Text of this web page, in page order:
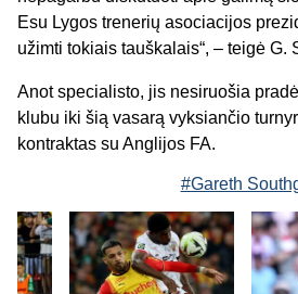
Esu Lygos trenerių asociacijos
užimti tokiais tauškalais“, – teigė G.
Anot specialisto, jis nesiruošia
klubu iki šią vasarą vyksiančio
kontraktas su Anglijos FA.
#Gareth